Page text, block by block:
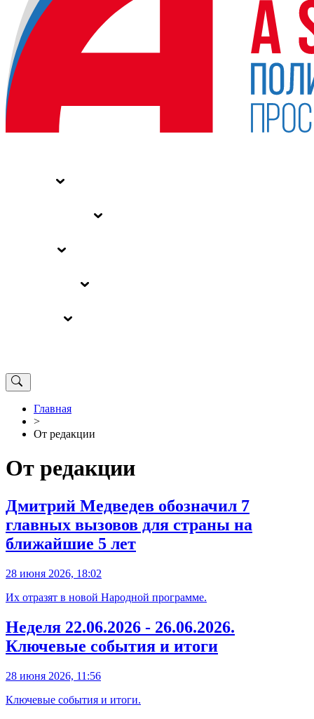
Главная
>
От редакции
От редакции
Дмитрий Медведев обозначил 7
главных вызовов для страны на
ближайшие 5 лет
28 июня 2026, 18:02
Их отразят в новой Народной программе.
Неделя 22.06.2026 - 26.06.2026.
Ключевые события и итоги
28 июня 2026, 11:56
Ключевые события и итоги.